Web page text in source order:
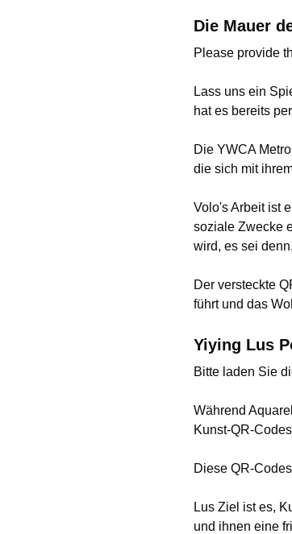
Die Mauer
Please provide
Lass uns ein
hat es bereits
Die YWCA
die sich mit
Volo's Arbeit ist
soziale Zwecke
wird, es sei
Der versteckte
führt und das
Yiying Lus
Bitte laden Sie
Während
Kunst-QR-
Diese QR-
Lus Ziel ist es,
und ihnen eine